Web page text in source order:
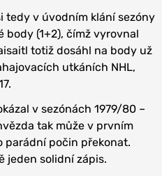
tedy v úvodním klání sezóny
(1+2), čímž vyrovnal
totiž dosáhl na body už
utkáních NHL,
v sezónách 1979/80 –
tak může v prvním
počin překonat.
jeden solidní zápis.